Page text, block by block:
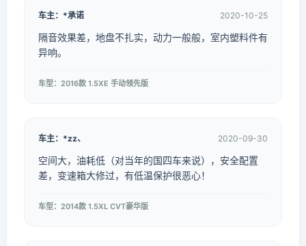
车主：*承诺 2020-10-25
隔音效果差，地盘不扎实，动力一般般，室内塑料件有
异响。
车型：2016款 1.5XE 手动领先版
车主：*zz、 2020-09-30
空间大，油耗低（对当年的国四车来说），安全配置
差，变速箱大修过，有低温保护很恶心！
车型：2014款 1.5XL CVT豪华版